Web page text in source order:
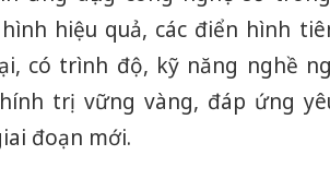
hiệu quả, các điển hình
có trình độ, kỹ năng nghề
trị vững vàng, đáp ứng
đoạn mới.